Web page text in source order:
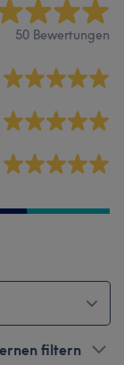
50 Bewertungen
filtern